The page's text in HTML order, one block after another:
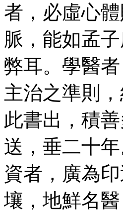
者，必虛心
脈，能如孟
弊耳。學醫
主治之準則
此書出，積
送，垂二十
資者，廣為
壤，地鮮名